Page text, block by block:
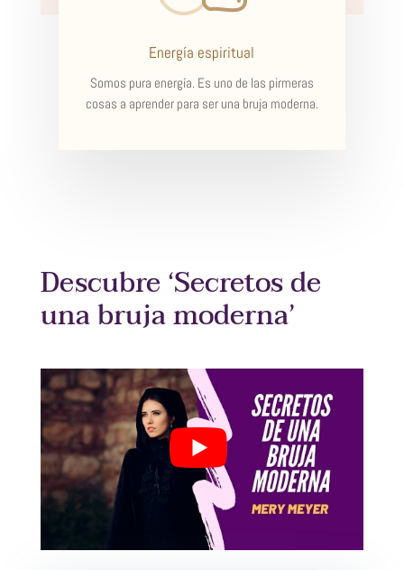
Energía espiritual
Somos pura energía. Es uno de las pirmeras
cosas a aprender para ser una bruja moderna.
Descubre ‘Secretos de
una bruja moderna’